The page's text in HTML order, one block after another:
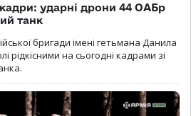
кадри: ударні дрони 44 ОАБр
танк
бригади імені гетьмана Данила
рідкісними на сьогодні кадрами зі